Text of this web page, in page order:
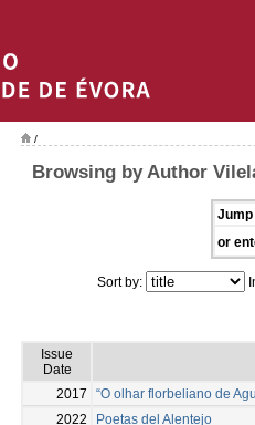
/
Browsing by Author
Jump
or
Sort by:
Issue
Date
2017 “O olhar florbeliano de
2022
Poetas del Alentejo